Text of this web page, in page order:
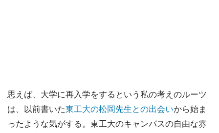
思えば、大学に再入学をするという私の考えのルーツ
は、以前書いた東工大の松岡先生との出会いから始ま
ったような気がする。東工大のキャンパスの自由な雰